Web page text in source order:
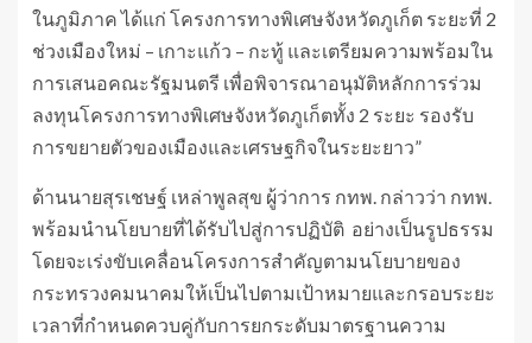
ในภูมิภาค ได้แก่ โครงการทางพิเศษจังหวัดภูเก็ต ระยะที่ 2
ช่วงเมืองใหม่ – เกาะแก้ว – กะทู้ และเตรียมความพร้อมใน
การเสนอคณะรัฐมนตรี เพื่อพิจารณาอนุมัติหลักการร่วม
ลงทุนโครงการทางพิเศษจังหวัดภูเก็ตทั้ง 2 ระยะ รองรับ
การขยายตัวของเมืองและเศรษฐกิจในระยะยาว”
ด้านนายสุรเชษฐ์ เหล่าพูลสุข ผู้ว่าการ กทพ. กล่าวว่า กทพ.
พร้อมนำนโยบายที่ได้รับไปสู่การปฏิบัติ อย่างเป็นรูปธรรม
โดยจะเร่งขับเคลื่อนโครงการสำคัญตามนโยบายของ
กระทรวงคมนาคมให้เป็นไปตามเป้าหมายและกรอบระยะ
เวลาที่กำหนดควบคู่กับการยกระดับมาตรฐานความ